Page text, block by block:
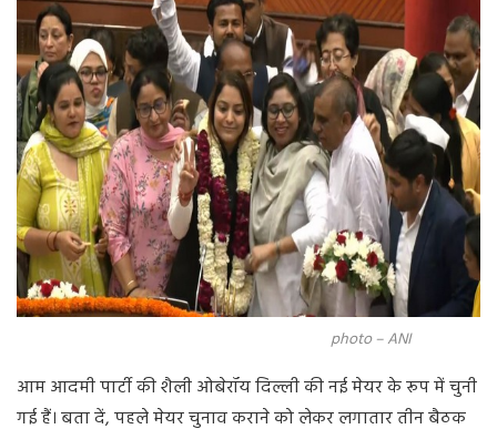
photo – ANI
आम आदमी पार्टी की शैली ओबेरॉय दिल्ली की नई मेयर के रूप में चुनी
गई हैं। बता दें, पहले मेयर चुनाव कराने को लेकर लगातार तीन बैठक